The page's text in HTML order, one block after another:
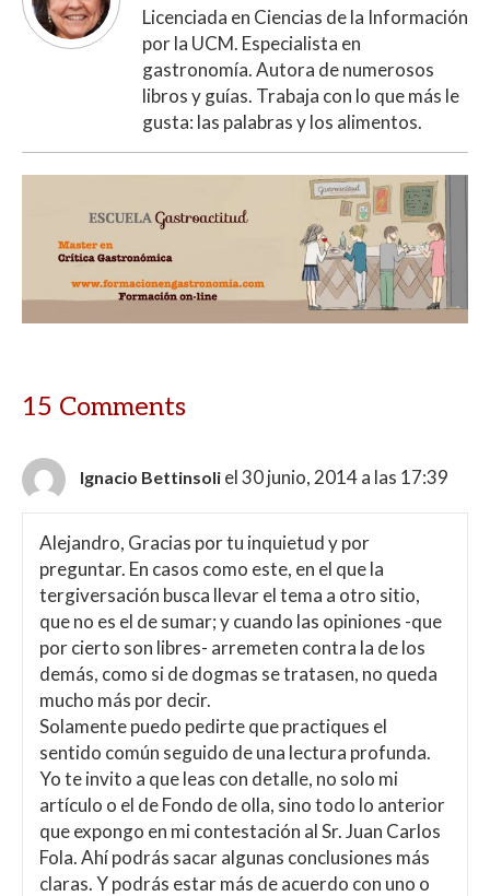
Licenciada en Ciencias de la Información
por la UCM. Especialista en
gastronomía. Autora de numerosos
libros y guías. Trabaja con lo que más le
gusta: las palabras y los alimentos.
15 Comments
Ignacio Bettinsoli el 30 junio, 2014 a las 17:39
Alejandro, Gracias por tu inquietud y por
preguntar. En casos como este, en el que la
tergiversación busca llevar el tema a otro sitio,
que no es el de sumar; y cuando las opiniones -que
por cierto son libres- arremeten contra la de los
demás, como si de dogmas se tratasen, no queda
mucho más por decir.
Solamente puedo pedirte que practiques el
sentido común seguido de una lectura profunda.
Yo te invito a que leas con detalle, no solo mi
artículo o el de Fondo de olla, sino todo lo anterior
que expongo en mi contestación al Sr. Juan Carlos
Fola. Ahí podrás sacar algunas conclusiones más
claras. Y podrás estar más de acuerdo con uno o